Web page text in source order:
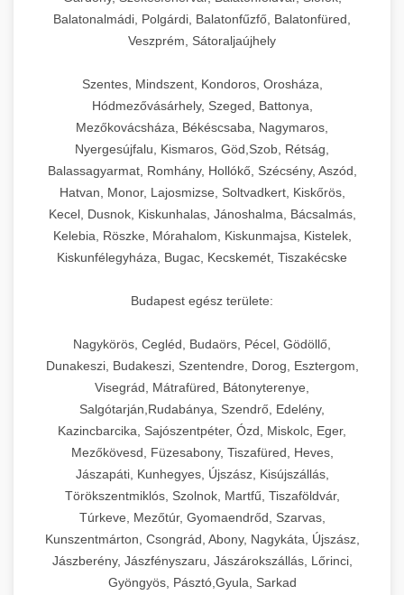
Balatonalmádi, Polgárdi, Balatonfűzfő, Balatonfüred,
Veszprém, Sátoraljaújhely
Szentes, Mindszent, Kondoros, Orosháza,
Hódmezővásárhely, Szeged, Battonya,
Mezőkovácsháza, Békéscsaba, Nagymaros,
Nyergesújfalu, Kismaros, Göd,Szob, Rétság,
Balassagyarmat, Romhány, Hollókő, Szécsény, Aszód,
Hatvan, Monor, Lajosmizse, Soltvadkert, Kiskőrös,
Kecel, Dusnok, Kiskunhalas, Jánoshalma, Bácsalmás,
Kelebia, Röszke, Mórahalom, Kiskunmajsa, Kistelek,
Kiskunfélegyháza, Bugac, Kecskemét, Tiszakécske
Budapest egész területe:
Nagykörös, Cegléd, Budaörs, Pécel, Gödöllő,
Dunakeszi, Budakeszi, Szentendre, Dorog, Esztergom,
Visegrád, Mátrafüred, Bátonyterenye,
Salgótarján,Rudabánya, Szendrő, Edelény,
Kazincbarcika, Sajószentpéter, Ózd, Miskolc, Eger,
Mezőkövesd, Füzesabony, Tiszafüred, Heves,
Jászapáti, Kunhegyes, Újszász, Kisújszállás,
Törökszentmiklós, Szolnok, Martfű, Tiszaföldvár,
Túrkeve, Mezőtúr, Gyomaendrőd, Szarvas,
Kunszentmárton, Csongrád, Abony, Nagykáta, Újszász,
Jászberény, Jászfényszaru, Jászárokszállás, Lőrinci,
Gyöngyös, Pásztó,Gyula, Sarkad